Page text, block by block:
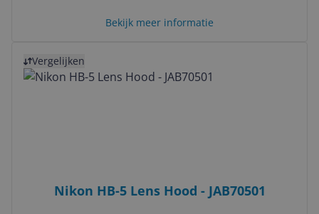
Bekijk meer informatie
Vergelijken
Nikon HB-5 Lens Hood - JAB70501